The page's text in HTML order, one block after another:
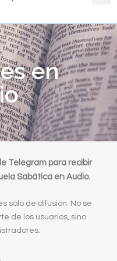
en
Telegram para recibir
Sabática en Audio.
sólo de difusión. No se
de los usuarios, sino